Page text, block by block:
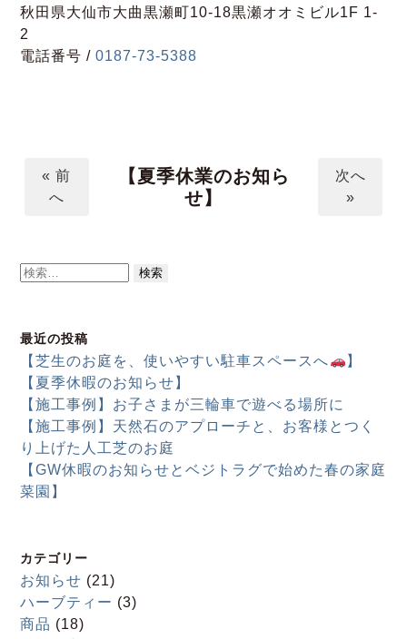
秋田県大仙市大曲黒瀬町10-18黒瀬オオミビル1F 1-
2
電話番号 /0187-73-5388
« 前
へ
【夏季休業のお知ら
せ】
次へ
»
検
最近の投稿
【芝生のお庭を、使いやすい駐車スペースへ
】
【夏季休暇のお知らせ】
【施工事例】お子さまが三輪車で遊べる場所に
【施工事例】天然石のアプローチと、お客様とつく
り上げた人工芝のお庭
【GW休暇のお知らせとベジトラグで始めた春の家庭
菜園】
カテゴリー
お知らせ (21)
ハーブティー (3)
商品 (18)